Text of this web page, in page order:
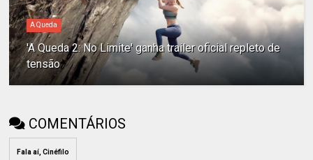
A Queda
'A Queda 2: No Limite' ganha trailer oficial repleto de
tensão
COMENTÁRIOS
Fala aí, Cinéfilo